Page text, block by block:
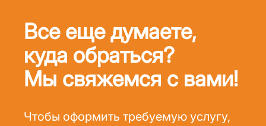
Все еще думаете,
куда обраться?
Мы свяжемся с вами!
Чтобы оформить требуемую услугу,